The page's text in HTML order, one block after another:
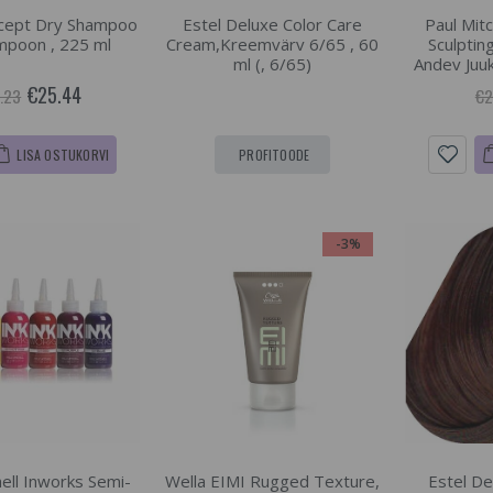
Dry Shampoo
, 225 ml
€25.44
LISA OSTUKORVI
Estel Deluxe Color Care
Cream,Kreemvärv 6/65 , 60
ml (, 6/65)
PROFITOODE
Paul
Andev
Inworks Semi-
-3%
Wella EIMI Rugged Texture,
Estel